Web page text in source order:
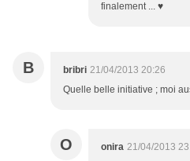
finalement ... ♥
B bribri 21/04/2013 20:26
Quelle belle initiative ; moi
O onira 21/04/2013